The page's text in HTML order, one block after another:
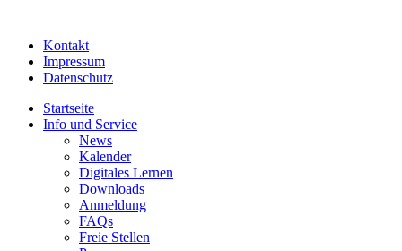
Kontakt
Impressum
Datenschutz
Startseite
Info und Service
News
Kalender
Digitales Lernen
Downloads
Anmeldung
FAQs
Freie Stellen